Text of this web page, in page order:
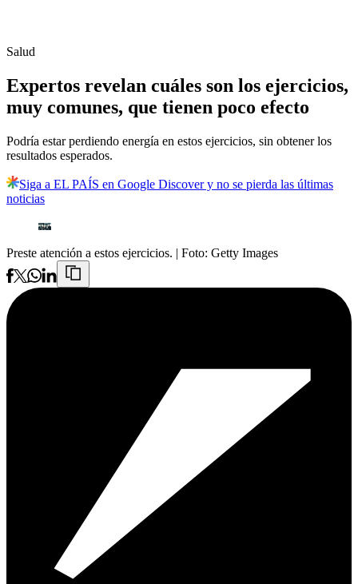
Salud
Expertos revelan cuáles son los ejercicios,
muy comunes, que tienen poco efecto
Podría estar perdiendo energía en estos ejercicios, sin obtener los
resultados esperados.
Siga a EL PAÍS en Google Discover y no se pierda las últimas
noticias
Preste atención a estos ejercicios. | Foto: Getty Images